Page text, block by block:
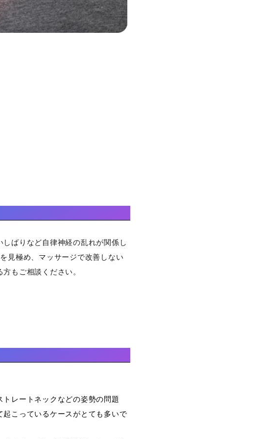
ばりなど自律神経の乱れが関係し
見極め、マッサージで改善しない
もご相談ください。
レートネックなどの姿勢の問題
こっているケースがとても多いで